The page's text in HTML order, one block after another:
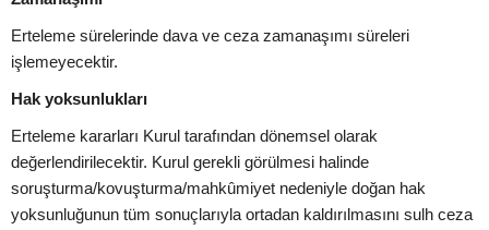
Erteleme sürelerinde dava ve ceza zamanaşımı süreleri
işlemeyecektir.
Hak yoksunlukları
Erteleme kararları Kurul tarafından dönemsel olarak
değerlendirilecektir. Kurul gerekli görülmesi halinde
soruşturma/kovuşturma/mahkûmiyet nedeniyle doğan hak
yoksunluğunun tüm sonuçlarıyla ortadan kaldırılmasını sulh ceza